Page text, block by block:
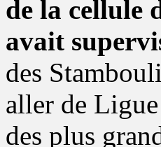
de la cellule
avait
des
aller de
des plus